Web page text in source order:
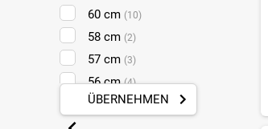
60 cm (10)
58 cm (2)
57 cm (3)
56 cm(4)
55 cm(11)
ÜBERNEHMEN